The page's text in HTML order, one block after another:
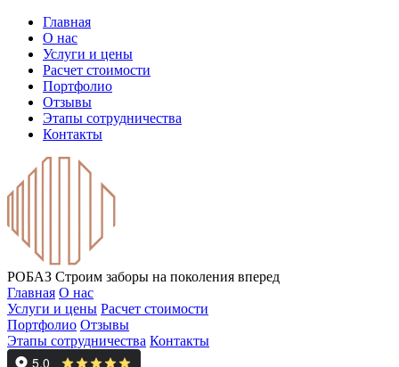
Главная
О нас
Услуги и цены
Расчет стоимости
Портфолио
Отзывы
Этапы сотрудничества
Контакты
РОБАЗ Строим заборы на поколения вперед
Главная О нас
Услуги и цены Расчет стоимости
Портфолио Отзывы
Этапы сотрудничества Контакты